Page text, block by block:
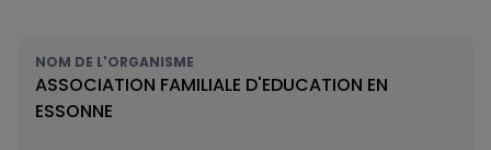
NOM DE L'ORGANISME
ASSOCIATION FAMILIALE D'EDUCATION EN
ESSONNE